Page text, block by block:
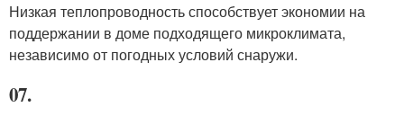
Низкая теплопроводность способствует экономии на
поддержании в доме подходящего микроклимата,
независимо от погодных условий снаружи.
07.